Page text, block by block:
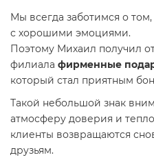
Мы всегда заботимся о
с хорошими эмоциями.
Поэтому Михаил получил
филиала фирменные
который стал приятным
Такой небольшой знак
атмосферу доверия и
клиенты возвращаются
друзьям.